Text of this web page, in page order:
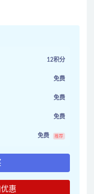
12积分
免费
免费
免费
免费 推荐
惠